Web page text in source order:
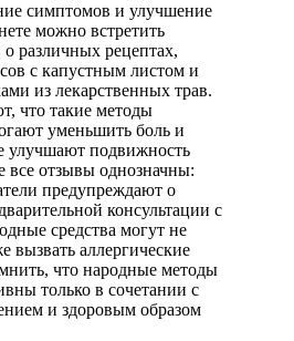
симптомов и улучшение
можно встретить
различных рецептах,
с капустным листом и
из лекарственных трав.
что такие методы
уменьшить боль и
улучшают подвижность
все отзывы однозначны:
предупреждают о
консультации с
средства могут не
вызвать аллергические
что народные методы
только в сочетании с
и здоровым образом